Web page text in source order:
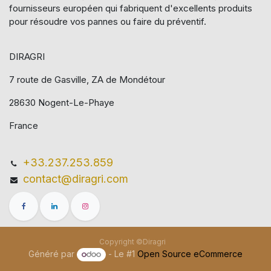
fournisseurs européen qui​ fabriquent d'excellents produits
pour résoudre vos pannes ou faire du préventif.
DIRAGRI
7 route de Gasville, ZA de Mondétour
28630 Nogent-Le-Phaye
France
+33.237.253.859
contact@diragri.com
Copyright ©Diragri
Généré par - Le #1Open Source eCommerce